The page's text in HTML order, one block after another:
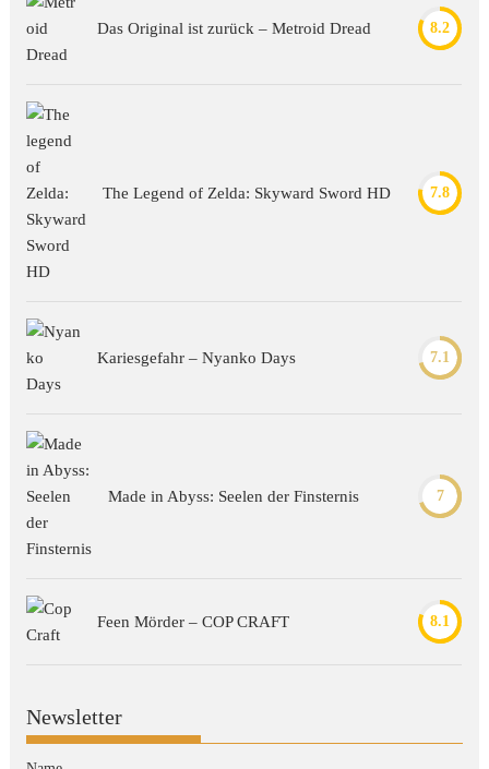
Das Original ist zurück – Metroid Dread 8.2
The Legend of Zelda: Skyward Sword HD 7.8
Kariesgefahr – Nyanko Days 7.1
Made in Abyss: Seelen der Finsternis 7
Feen Mörder – COP CRAFT 8.1
Newsletter